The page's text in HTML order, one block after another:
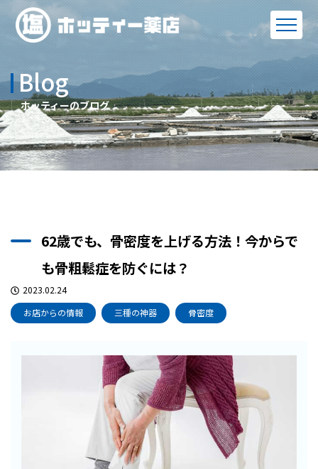
Blog
ホッティーのブログ
62歳でも、骨密度を上げる方法！今からで
も骨粗鬆症を防ぐには？
2023.02.24
お店からの情報
三種の神器 骨密度